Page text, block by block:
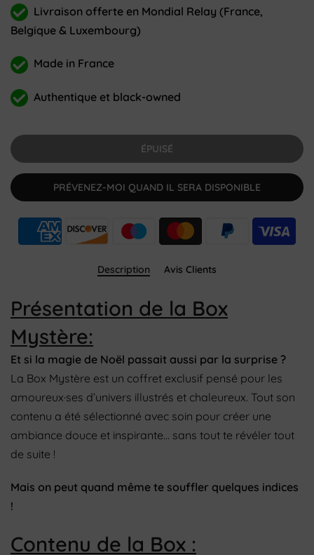
Livraison offerte en Mondial Relay (France,
Belgique & Luxembourg)
Made in France
Authentique et black-owned
ÉPUISÉ
PRÉVENEZ-MOI QUAND IL SERA DISPONIBLE
Description Avis Clients
Présentation de la Box
Mystère:
Et si la magie de Noël passait aussi par la surprise ?
La Box Mystère est un coffret exclusif pensé pour les
amoureux·ses d’univers illustrés et chaleureux. Tout son
contenu a été sélectionné avec soin pour créer une
ambiance douce et inspirante… sans tout te révéler tout
de suite !
Mais on peut quand même te souffler quelques indices
!
Contenu de la Box :